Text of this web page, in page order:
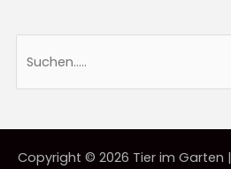
Copyright © 2026 Tier im Garten |